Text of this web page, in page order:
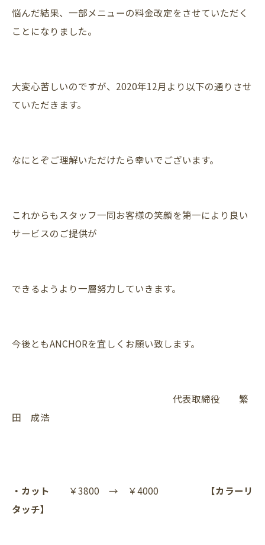
悩んだ結果、一部メニューの料金改定をさせていただく
ことになりました。
大変心苦しいのですが、2020年12月より以下の通りさせ
ていただきます。
なにとぞご理解いただけたら幸いでございます。
これからもスタッフ一同お客様の笑顔を第一により良い
サービスのご提供が
できるようより一層努力していきます。
今後ともANCHORを宜しくお願い致します。
代表取締役 繁
田 成浩
・カット ￥3800 → ￥4000
【カラーリ
タッチ】